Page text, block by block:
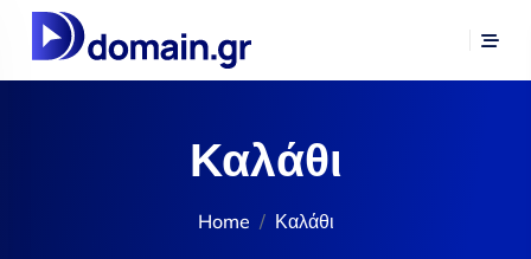
Καλάθι
Home Καλάθι